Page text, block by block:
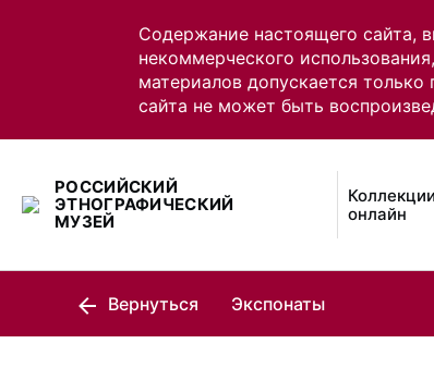
Содержание настоящего сайта,
некоммерческого
материалов допускается
сайта не может быть
РОССИЙСКИЙ
ЭТНОГРАФИЧЕСКИЙ
МУЗЕЙ
Коллекции
онлайн
Вернуться Экспонаты